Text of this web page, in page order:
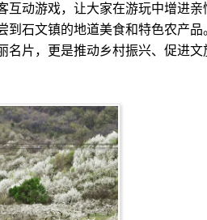
互动游戏，让大家在游玩中增进亲
到石文镇的地道美食和特色农产品
名片，更是推动乡村振兴、促进文